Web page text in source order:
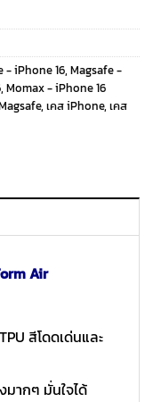
.
- iPhone 16, Magsafe -
, Momax - iPhone 16
, เคส iPhone, เคส
Air
สีโดดเด่นและ
มากๆ มั่นใจได้